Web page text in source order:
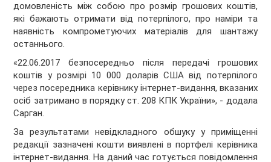
домовленість між собою про розмір грошових коштів,
які бажають отримати від потерпілого, про наміри та
наявність компрометуючих матеріалів для шантажу
останнього.
«22.06.2017 безпосередньо після передачі грошових
коштів у розмірі 10 000 доларів США від потерпілого
через посередника керівнику інтернет-видання, вказаних
осіб затримано в порядку ст. 208 КПК України», - додала
Сарган.
За результатами невідкладного обшуку у приміщенні
редакції зазначені кошти виявлені в портфелі керівника
інтернет-видання. На даний час готується повідомлення